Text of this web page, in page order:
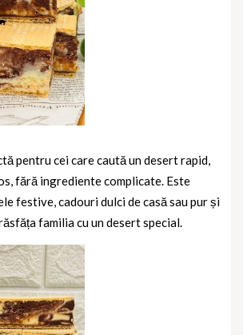
pentru cei care caută un desert rapid,
fără ingrediente complicate. Este
festive, cadouri dulci de casă sau pur și
familia cu un desert special.